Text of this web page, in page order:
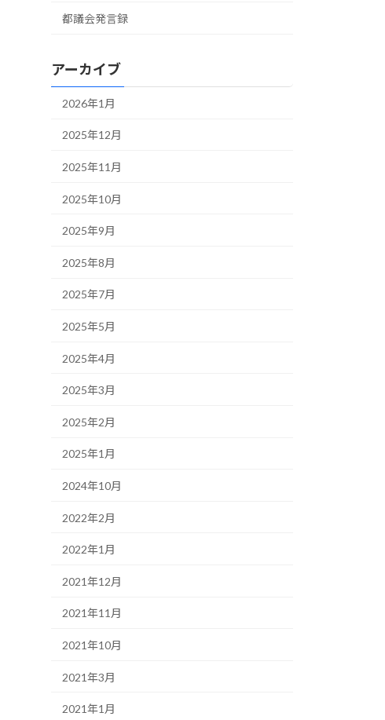
都議会発言録
アーカイブ
2026年1月
2025年12月
2025年11月
2025年10月
2025年9月
2025年8月
2025年7月
2025年5月
2025年4月
2025年3月
2025年2月
2025年1月
2024年10月
2022年2月
2022年1月
2021年12月
2021年11月
2021年10月
2021年3月
2021年1月